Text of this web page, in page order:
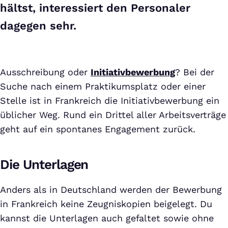
hältst, interessiert den Personaler
dagegen sehr.
Ausschreibung oder Initiativbewerbung? Bei der
Suche nach einem Praktikumsplatz oder einer
Stelle ist in Frankreich die Initiativbewerbung ein
üblicher Weg. Rund ein Drittel aller Arbeitsverträge
geht auf ein spontanes Engagement zurück.
Die Unterlagen
Anders als in Deutschland werden der Bewerbung
in Frankreich keine Zeugniskopien beigelegt. Du
kannst die Unterlagen auch gefaltet sowie ohne